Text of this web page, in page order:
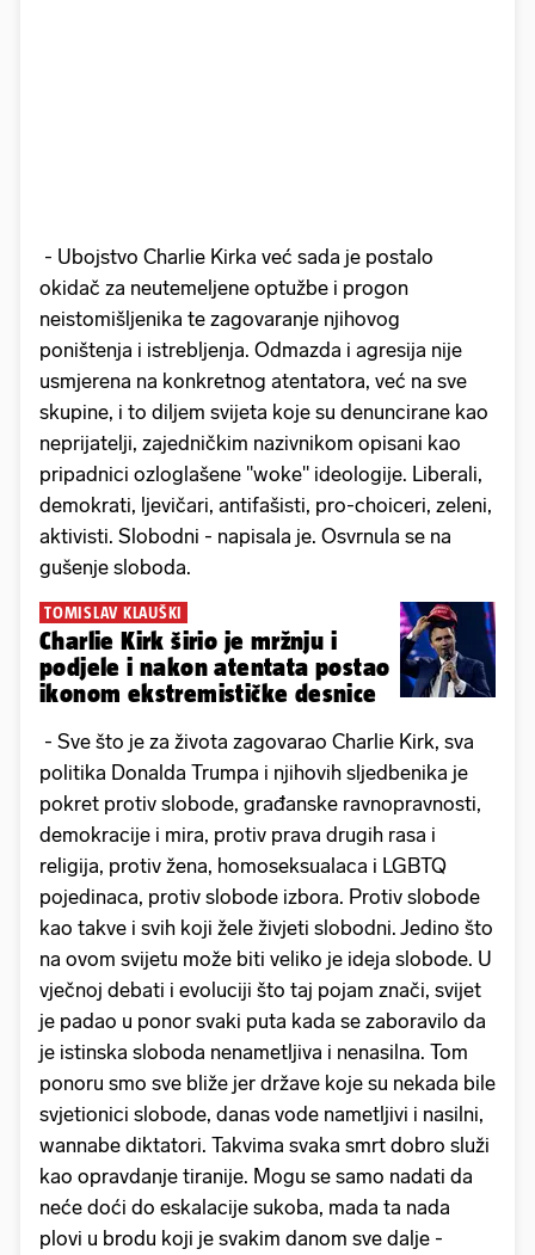
- Ubojstvo Charlie Kirka već sada je postalo
okidač za neutemeljene optužbe i progon
neistomišljenika te zagovaranje njihovog
poništenja i istrebljenja. Odmazda i agresija nije
usmjerena na konkretnog atentatora, već na sve
skupine, i to diljem svijeta koje su denuncirane kao
neprijatelji, zajedničkim nazivnikom opisani kao
pripadnici ozloglašene "woke" ideologije. Liberali,
demokrati, ljevičari, antifašisti, pro-choiceri, zeleni,
aktivisti. Slobodni - napisala je. Osvrnula se na
gušenje sloboda.
TOMISLAV KLAUŠKI
Charlie Kirk širio je mržnju i
podjele i nakon atentata postao
ikonom ekstremističke desnice
- Sve što je za života zagovarao Charlie Kirk, sva
politika Donalda Trumpa i njihovih sljedbenika je
pokret protiv slobode, građanske ravnopravnosti,
demokracije i mira, protiv prava drugih rasa i
religija, protiv žena, homoseksualaca i LGBTQ
pojedinaca, protiv slobode izbora. Protiv slobode
kao takve i svih koji žele živjeti slobodni. Jedino što
na ovom svijetu može biti veliko je ideja slobode. U
vječnoj debati i evoluciji što taj pojam znači, svijet
je padao u ponor svaki puta kada se zaboravilo da
je istinska sloboda nenametljiva i nenasilna. Tom
ponoru smo sve bliže jer države koje su nekada bile
svjetionici slobode, danas vode nametljivi i nasilni,
wannabe diktatori. Takvima svaka smrt dobro služi
kao opravdanje tiranije. Mogu se samo nadati da
neće doći do eskalacije sukoba, mada ta nada
plovi u brodu koji je svakim danom sve dalje -